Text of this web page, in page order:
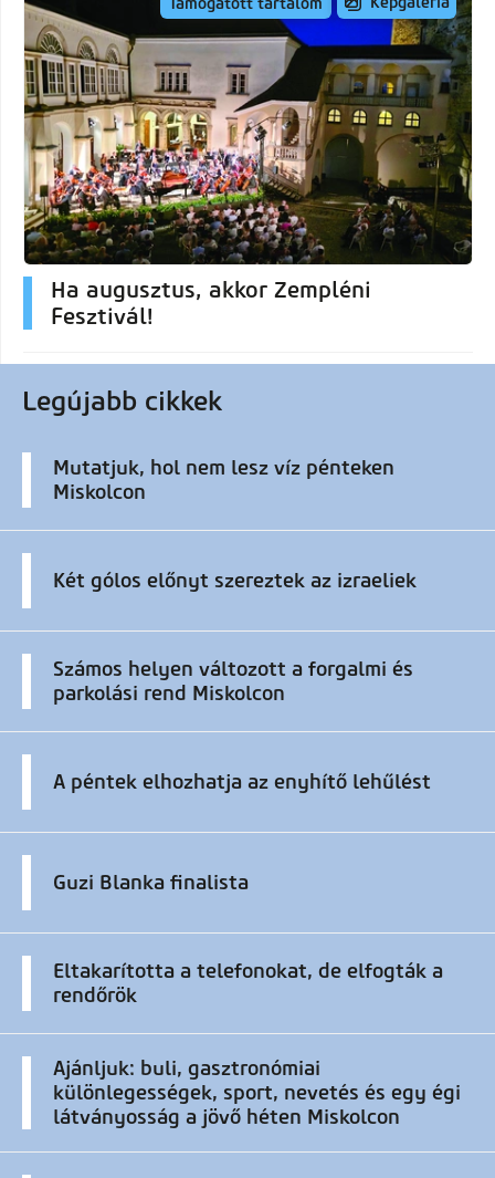
Támogatott tartalom
Ha augusztus, akkor Zempléni
Fesztivál!
Legújabb cikkek
Mutatjuk, hol nem lesz víz pénteken
Miskolcon
Két gólos előnyt szereztek az izraeliek
Számos helyen változott a forgalmi és
parkolási rend Miskolcon
A péntek elhozhatja az enyhítő lehűlést
Guzi Blanka finalista
Eltakarította a telefonokat, de elfogták a
rendőrök
Ajánljuk: buli, gasztronómiai
különlegességek, sport, nevetés és egy égi
látványosság a jövő héten Miskolcon